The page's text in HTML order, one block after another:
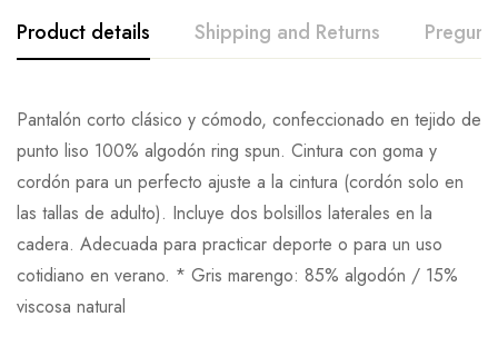
Product details Shipping and Returns
Pantalón corto clásico y cómodo, confeccionado en tejido de
punto liso 100% algodón ring spun. Cintura con goma y
cordón para un perfecto ajuste a la cintura (cordón solo en
las tallas de adulto). Incluye dos bolsillos laterales en la
cadera. Adecuada para practicar deporte o para un uso
cotidiano en verano. * Gris marengo: 85% algodón / 15%
viscosa natural